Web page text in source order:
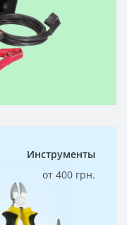
Инструменты
от 400 грн.